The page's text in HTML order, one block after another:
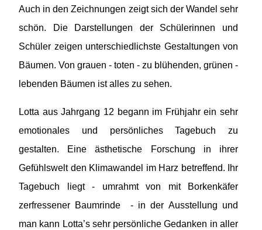
Auch in den Zeichnungen zeigt sich der Wandel sehr
schön. Die Darstellungen der Schülerinnen und
Schüler zeigen unterschiedlichste Gestaltungen von
Bäumen. Von grauen - toten - zu blühenden, grünen -
lebenden Bäumen ist alles zu sehen.
Lotta aus Jahrgang 12 begann im Frühjahr ein sehr
emotionales und persönliches Tagebuch zu
gestalten. Eine ästhetische Forschung in ihrer
Gefühlswelt den Klimawandel im Harz betreffend. Ihr
Tagebuch liegt - umrahmt von mit Borkenkäfer
zerfressener Baumrinde - in der Ausstellung und
man kann Lotta’s sehr persönliche Gedanken in aller